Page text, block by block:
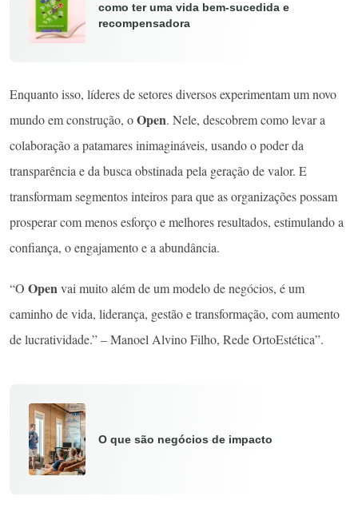
como ter uma vida bem-sucedida e
recompensadora
Enquanto isso, líderes de setores diversos experimentam um novo
mundo em construção, oOpen. Nele, descobrem como levar a
colaboração a patamares inimagináveis, usando o poder da
transparência e da busca obstinada pela geração de valor. E
transformam segmentos inteiros para que as organizações possam
prosperar com menos esforço e melhores resultados, estimulando a
confiança, o engajamento e a abundância.
“O Openvai muito além de um modelo de negócios, é um
caminho de vida, liderança, gestão e transformação, com aumento
de lucratividade.” – Manoel Alvino Filho, Rede OrtoEstética”.
O que são negócios de impacto